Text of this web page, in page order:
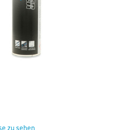
zu sehen